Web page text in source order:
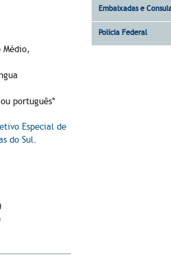
Embaixadas e
Polícia Federal
Médio,
português*
Especial de
do Sul.